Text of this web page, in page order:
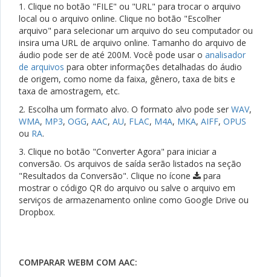
1. Clique no botão "FILE" ou "URL" para trocar o arquivo
local ou o arquivo online. Clique no botão "Escolher
arquivo" para selecionar um arquivo do seu computador ou
insira uma URL de arquivo online. Tamanho do arquivo de
áudio pode ser de até 200M. Você pode usar o analisador
de arquivos para obter informações detalhadas do áudio
de origem, como nome da faixa, gênero, taxa de bits e
taxa de amostragem, etc.
2. Escolha um formato alvo. O formato alvo pode ser WAV,
WMA, MP3, OGG, AAC, AU, FLAC, M4A, MKA, AIFF, OPUS
ou RA.
3. Clique no botão "Converter Agora" para iniciar a
conversão. Os arquivos de saída serão listados na seção
"Resultados da Conversão". Clique no ícone
para
mostrar o código QR do arquivo ou salve o arquivo em
serviços de armazenamento online como Google Drive ou
Dropbox.
COMPARAR WEBM COM AAC: